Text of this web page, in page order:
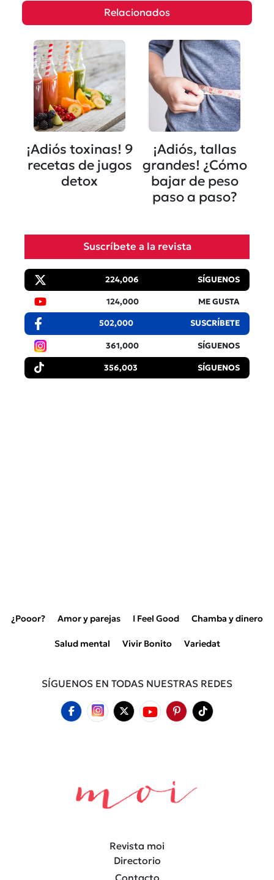
Relacionados
¡Adiós toxinas! 9
recetas de jugos
detox
¡Adiós, tallas
grandes! ¿Cómo
bajar de peso
paso a paso?
Suscríbete a la revista
224,006 SÍGUENOS
124,000 ME GUSTA
502,000 SUSCRÍBETE
361,000 SÍGUENOS
356,003 SÍGUENOS
¿Pooor? Amor y parejas I Feel Good Chamba y dinero
Salud mental Vivir Bonito Variedat
SÍGUENOS EN TODAS NUESTRAS REDES
Revista moi
Directorio
Contacto